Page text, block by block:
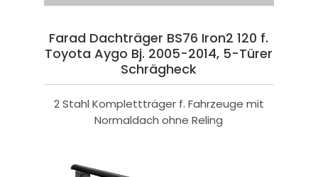
Farad Dachträger BS76 Iron2 120 f.
Toyota Aygo Bj. 2005-2014, 5-Türer
Schrägheck
2 Stahl Komplettträger f. Fahrzeuge mit
Normaldach ohne Reling